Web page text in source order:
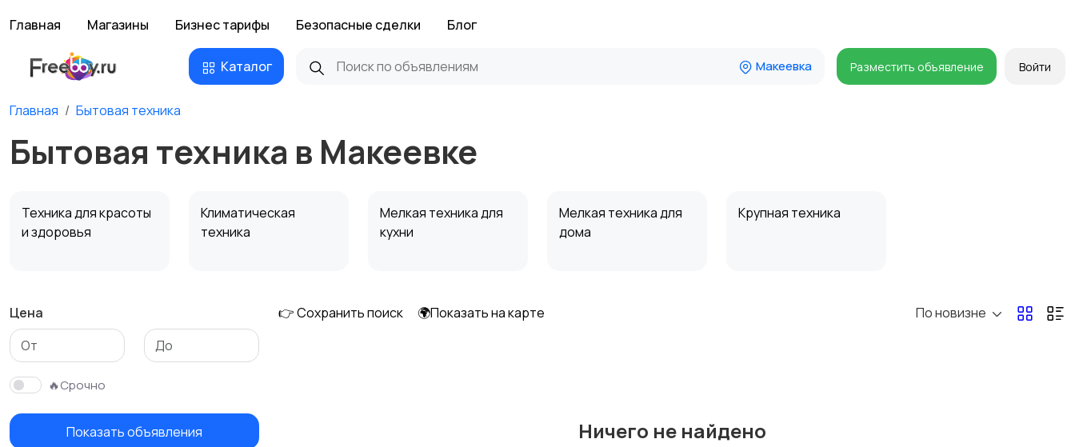
Главная Магазины Бизнес тарифы Безопасные сделки Блог
Каталог Макеевка Разместить объявление Войти
Главная Бытовая техника
Бытовая техника в Макеевке
Техника для красоты
и здоровья
Климатическая
техника
Мелкая техника для
кухни
Мелкая техника для
дома
Крупная техника
Цена
🔥Срочно
Показать объявления
👉 Сохранить поиск 🌍Показать на карте По новизне
Ничего не найдено